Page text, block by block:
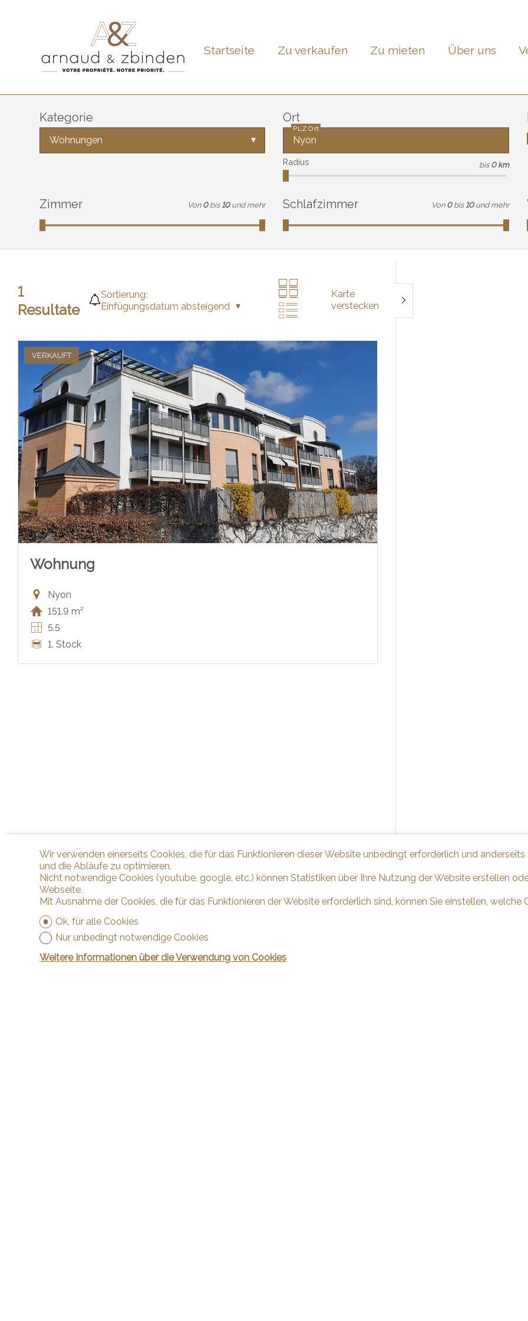
Startseite Zu verkaufen Zu mieten Über uns
Kategorie
Wohnungen
Ort
PLZ Ort
Radius bis 0 km
Zimmer Von 0 bis 10 und mehr Schlafzimmer Von 0 bis 10 und mehr
1
Resultate
Sortierung:
Einfügungsdatum absteigend
Karte
verstecken
VERKAUFT
Wohnung
Nyon
151.9 m²
5.5
1. Stock
Wir verwenden einerseits Cookies, die für das Funktionieren dieser Website unbedingt erforderlich und
und die Abläufe zu optimieren.
Nicht notwendige Cookies (youtube, google, etc.) können Statistiken über Ihre Nutzung der Website erstellen
Webseite.
Mit Ausnahme der Cookies, die für das Funktionieren der Website erforderlich sind, können Sie einstellen, welche
Ok, für alle Cookies
Nur unbedingt notwendige Cookies
Weitere Informationen über die Verwendung von Cookies